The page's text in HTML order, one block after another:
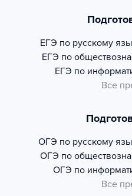
ЕГЭ по русскому
ЕГЭ по
ЕГЭ по
Все
ОГЭ по русскому
ОГЭ по
ОГЭ по
Все